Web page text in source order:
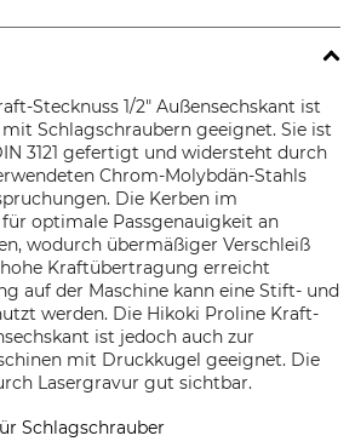
Stecknuss 1/2" Außensechskant ist
Schlagschraubern geeignet. Sie ist
3121 gefertigt und widersteht durch
Chrom-Molybdän-Stahls
Die Kerben im
optimale Passgenauigkeit an
wodurch übermäßiger Verschleiß
Kraftübertragung erreicht
auf der Maschine kann eine Stift- und
werden. Die Hikoki Proline Kraft-
ist jedoch auch zur
mit Druckkugel geeignet. Die
Lasergravur gut sichtbar.
Schlagschrauber